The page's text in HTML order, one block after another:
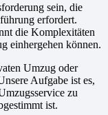
sein, die
erfordert.
die Komplexitäten
einhergehen können.
Umzug oder
Aufgabe ist es,
zu
ist.